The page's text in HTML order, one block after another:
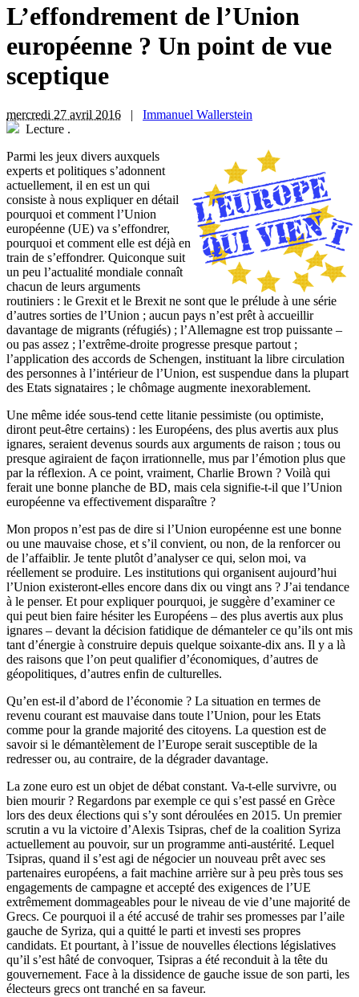
L’effondrement de l’Union
européenne ? Un point de vue
sceptique
mercredi 27 avril 2016 | Immanuel Wallerstein
Lecture .
Parmi les jeux divers auxquels
experts et politiques s’adonnent
actuellement, il en est un qui
consiste à nous expliquer en détail
pourquoi et comment l’Union
européenne (UE) va s’effondrer,
pourquoi et comment elle est déjà en
train de s’effondrer. Quiconque suit
un peu l’actualité mondiale connaît
chacun de leurs arguments
routiniers : le Grexit et le Brexit ne sont que le prélude à une série
d’autres sorties de l’Union ; aucun pays n’est prêt à accueillir
davantage de migrants (réfugiés) ; l’Allemagne est trop puissante –
ou pas assez ; l’extrême-droite progresse presque partout ;
l’application des accords de Schengen, instituant la libre circulation
des personnes à l’intérieur de l’Union, est suspendue dans la plupart
des Etats signataires ; le chômage augmente inexorablement.
Une même idée sous-tend cette litanie pessimiste (ou optimiste,
diront peut-être certains) : les Européens, des plus avertis aux plus
ignares, seraient devenus sourds aux arguments de raison ; tous ou
presque agiraient de façon irrationnelle, mus par l’émotion plus que
par la réflexion. A ce point, vraiment, Charlie Brown ? Voilà qui
ferait une bonne planche de BD, mais cela signifie-t-il que l’Union
européenne va effectivement disparaître ?
Mon propos n’est pas de dire si l’Union européenne est une bonne
ou une mauvaise chose, et s’il convient, ou non, de la renforcer ou
de l’affaiblir. Je tente plutôt d’analyser ce qui, selon moi, va
réellement se produire. Les institutions qui organisent aujourd’hui
l’Union existeront-elles encore dans dix ou vingt ans ? J’ai tendance
à le penser. Et pour expliquer pourquoi, je suggère d’examiner ce
qui peut bien faire hésiter les Européens – des plus avertis aux plus
ignares – devant la décision fatidique de démanteler ce qu’ils ont mis
tant d’énergie à construire depuis quelque soixante-dix ans. Il y a là
des raisons que l’on peut qualifier d’économiques, d’autres de
géopolitiques, d’autres enfin de culturelles.
Qu’en est-il d’abord de l’économie ? La situation en termes de
revenu courant est mauvaise dans toute l’Union, pour les Etats
comme pour la grande majorité des citoyens. La question est de
savoir si le démantèlement de l’Europe serait susceptible de la
redresser ou, au contraire, de la dégrader davantage.
La zone euro est un objet de débat constant. Va-t-elle survivre, ou
bien mourir ? Regardons par exemple ce qui s’est passé en Grèce
lors des deux élections qui s’y sont déroulées en 2015. Un premier
scrutin a vu la victoire d’Alexis Tsipras, chef de la coalition Syriza
actuellement au pouvoir, sur un programme anti-austérité. Lequel
Tsipras, quand il s’est agi de négocier un nouveau prêt avec ses
partenaires européens, a fait machine arrière sur à peu près tous ses
engagements de campagne et accepté des exigences de l’UE
extrêmement dommageables pour le niveau de vie d’une majorité de
Grecs. Ce pourquoi il a été accusé de trahir ses promesses par l’aile
gauche de Syriza, qui a quitté le parti et investi ses propres
candidats. Et pourtant, à l’issue de nouvelles élections législatives
qu’il s’est hâté de convoquer, Tsipras a été reconduit à la tête du
gouvernement. Face à la dissidence de gauche issue de son parti, les
électeurs grecs ont tranché en sa faveur.